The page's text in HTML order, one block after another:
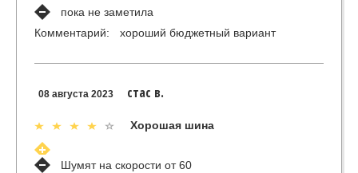
пока не заметила
Комментарий:
хороший бюджетный вариант
08 августа 2023 стас в.
Хорошая шина
Шумят на скорости от 60